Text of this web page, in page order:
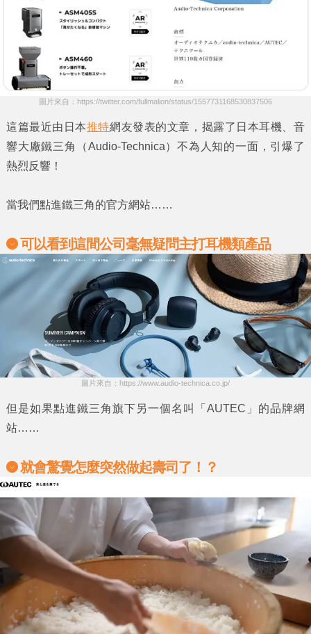
圖片來自：https://twitter.com/fullmalion/status/1557731168530837506
這篇最近由日本推特網友發表的文章，揭露了日本耳機、音
響大廠鐵三角
（Audio-Technica）不為人知的一面，引爆了
熱烈反響！
當我們點進鐵三角的官方網站……
可以看到這間公司毫無疑問主打耳機類產品
圖片來自：https://www.audio-technica.co.jp/
但是如果點進鐵三角旗下另一個名叫 「AUTEC」 的品牌網
站……
就會驚覺怎麼突然做起壽司了！？